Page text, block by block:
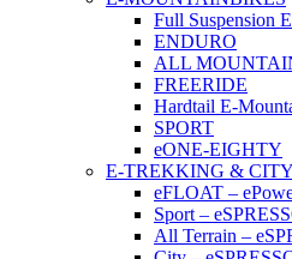
Full Suspension
ENDURO
ALL
FREERIDE
Hardtail E-
SPORT
eONE-EIGHTY
E-TREKKING & CITY
eFLOAT –
Sport –
All Terrain –